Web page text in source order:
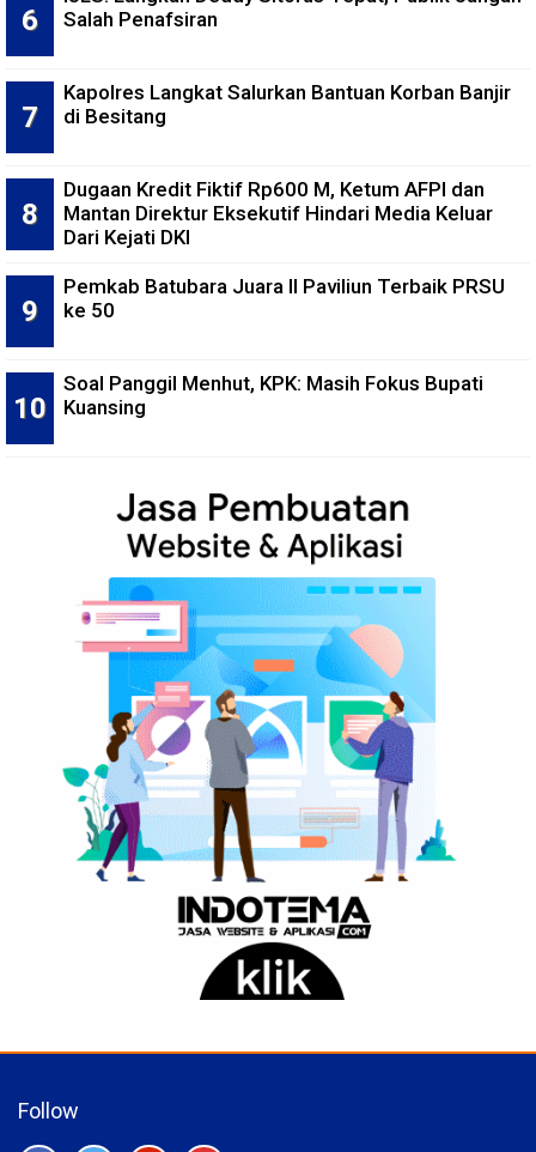
Salah Penafsiran
Kapolres Langkat Salurkan Bantuan Korban Banjir
di Besitang
Dugaan Kredit Fiktif Rp600 M, Ketum AFPI dan
Mantan Direktur Eksekutif Hindari Media Keluar
Dari Kejati DKI
Pemkab Batubara Juara II Paviliun Terbaik PRSU
ke 50
Soal Panggil Menhut, KPK: Masih Fokus Bupati
Kuansing
Follow